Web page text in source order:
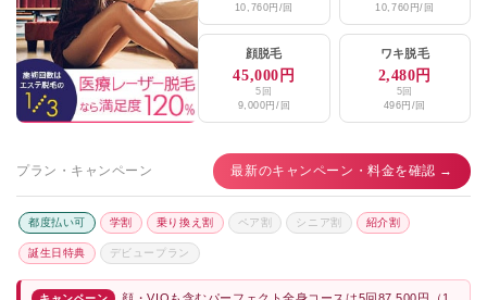
10,760円/回
10,760円/回
顔脱毛
45,000円
5回
9,000円/回
ワキ脱毛
2,480円
5回
496円/回
プラン・キャンペーン 最新のキャンペーン・料金を確認 →
都度払い可 学割 乗り換え割 ペア割 シニア割 紹介割
誕生日特典 デビュープラン